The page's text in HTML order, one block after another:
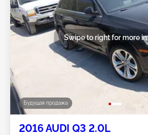
Будущая продажа
Swipe to right for more
2016 AUDI Q3 2.0L